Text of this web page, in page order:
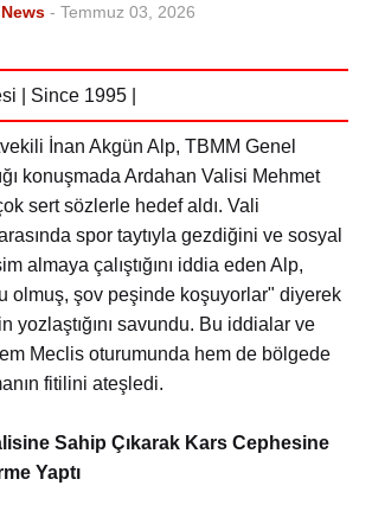
- Temmuz 03, 2026
| Since 1995 |
İnan Akgün Alp, TBMM Genel
konuşmada Ardahan Valisi Mehmet
sert sözlerle hedef aldı. Vali
spor taytıyla gezdiğini ve sosyal
almaya çalıştığını iddia eden Alp,
olmuş, şov peşinde koşuyorlar" diyerek
yozlaştığını savundu. Bu iddialar ve
Meclis oturumunda hem de bölgede
fitilini ateşledi.
Sahip Çıkarak Kars Cephesine
Yaptı